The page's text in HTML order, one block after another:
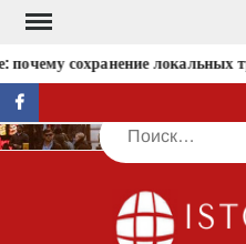
Перейти
содержимомусохранение локальных
facebook
Поиск